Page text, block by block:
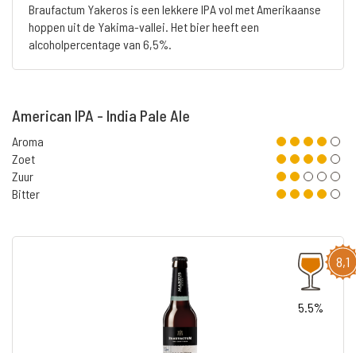
Braufactum Yakeros is een lekkere IPA vol met Amerikaanse
hoppen uit de Yakima-vallei. Het bier heeft een
alcoholpercentage van 6,5%.
American IPA - India Pale Ale
Aroma
Zoet
Zuur
Bitter
8,1
5.5%